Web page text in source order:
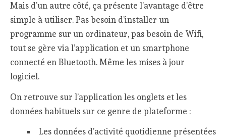
Mais d’un autre côté, ça présente l’avantage d’être
simple à utiliser. Pas besoin d’installer un
programme sur un ordinateur, pas besoin de Wifi,
tout se gère via l’application et un smartphone
connecté en Bluetooth. Même les mises à jour
logiciel.
On retrouve sur l’application les onglets et les
données habituels sur ce genre de plateforme :
Les données d’activité quotidienne présentées